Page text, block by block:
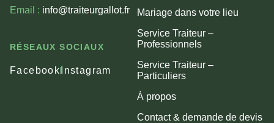
Email : info@traiteurgallot.fr
RÉSEAUX SOCIAUX
Facebook Instagram
Mariage dans votre lieu
Service Traiteur –
Professionnels
Service Traiteur –
Particuliers
À propos
Contact & demande de devis